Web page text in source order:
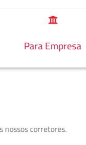
Para Empresa
nossos corretores.